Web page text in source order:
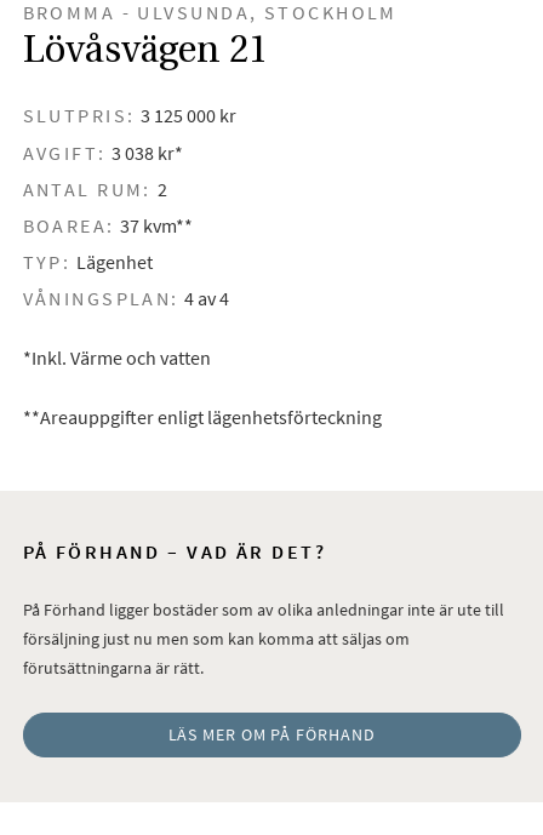
BROMMA - ULVSUNDA, STOCKHOLM
Lövåsvägen 21
SLUTPRIS: 3 125 000 kr
AVGIFT: 3 038 kr*
ANTAL RUM: 2
BOAREA: 37 kvm**
TYP: Lägenhet
VÅNINGSPLAN: 4 av 4
*Inkl. Värme och vatten
**Areauppgifter enligt lägenhetsförteckning
PÅ FÖRHAND – VAD ÄR DET?
På Förhand ligger bostäder som av olika anledningar inte är ute till
försäljning just nu men som kan komma att säljas om
förutsättningarna är rätt.
LÄS MER OM PÅ FÖRHAND